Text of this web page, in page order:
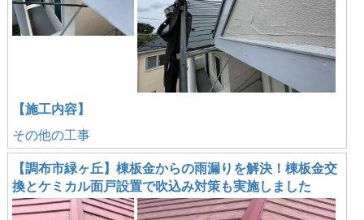
【施工内容】
その他の工事
【調布市緑ヶ丘】棟板金からの雨漏りを解決！棟板金交
換とケミカル面戸設置で吹込み対策も実施しました